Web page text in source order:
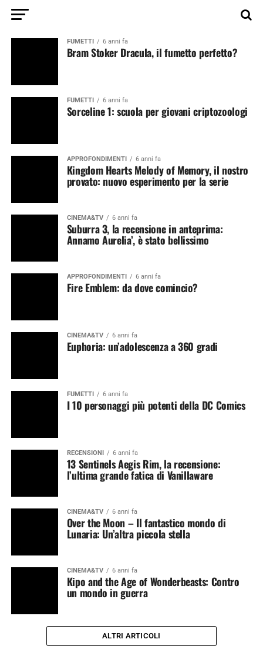
FUMETTI 6 anni fa
Bram Stoker Dracula, il fumetto perfetto?
FUMETTI 6 anni fa
Sorceline 1: scuola per giovani criptozoologi
APPROFONDIMENTI 6 anni fa
Kingdom Hearts Melody of Memory, il nostro
provato: nuovo esperimento per la serie
CINEMA&TV 6 anni fa
Suburra 3, la recensione in anteprima:
Annamo Aurelia’, è stato bellissimo
APPROFONDIMENTI 6 anni fa
Fire Emblem: da dove comincio?
CINEMA&TV 6 anni fa
Euphoria: un’adolescenza a 360 gradi
FUMETTI 6 anni fa
I 10 personaggi più potenti della DC Comics
RECENSIONI 6 anni fa
13 Sentinels Aegis Rim, la recensione:
l’ultima grande fatica di Vanillaware
CINEMA&TV 6 anni fa
Over the Moon – Il fantastico mondo di
Lunaria: Un’altra piccola stella
CINEMA&TV 6 anni fa
Kipo and the Age of Wonderbeasts: Contro
un mondo in guerra
ALTRI ARTICOLI